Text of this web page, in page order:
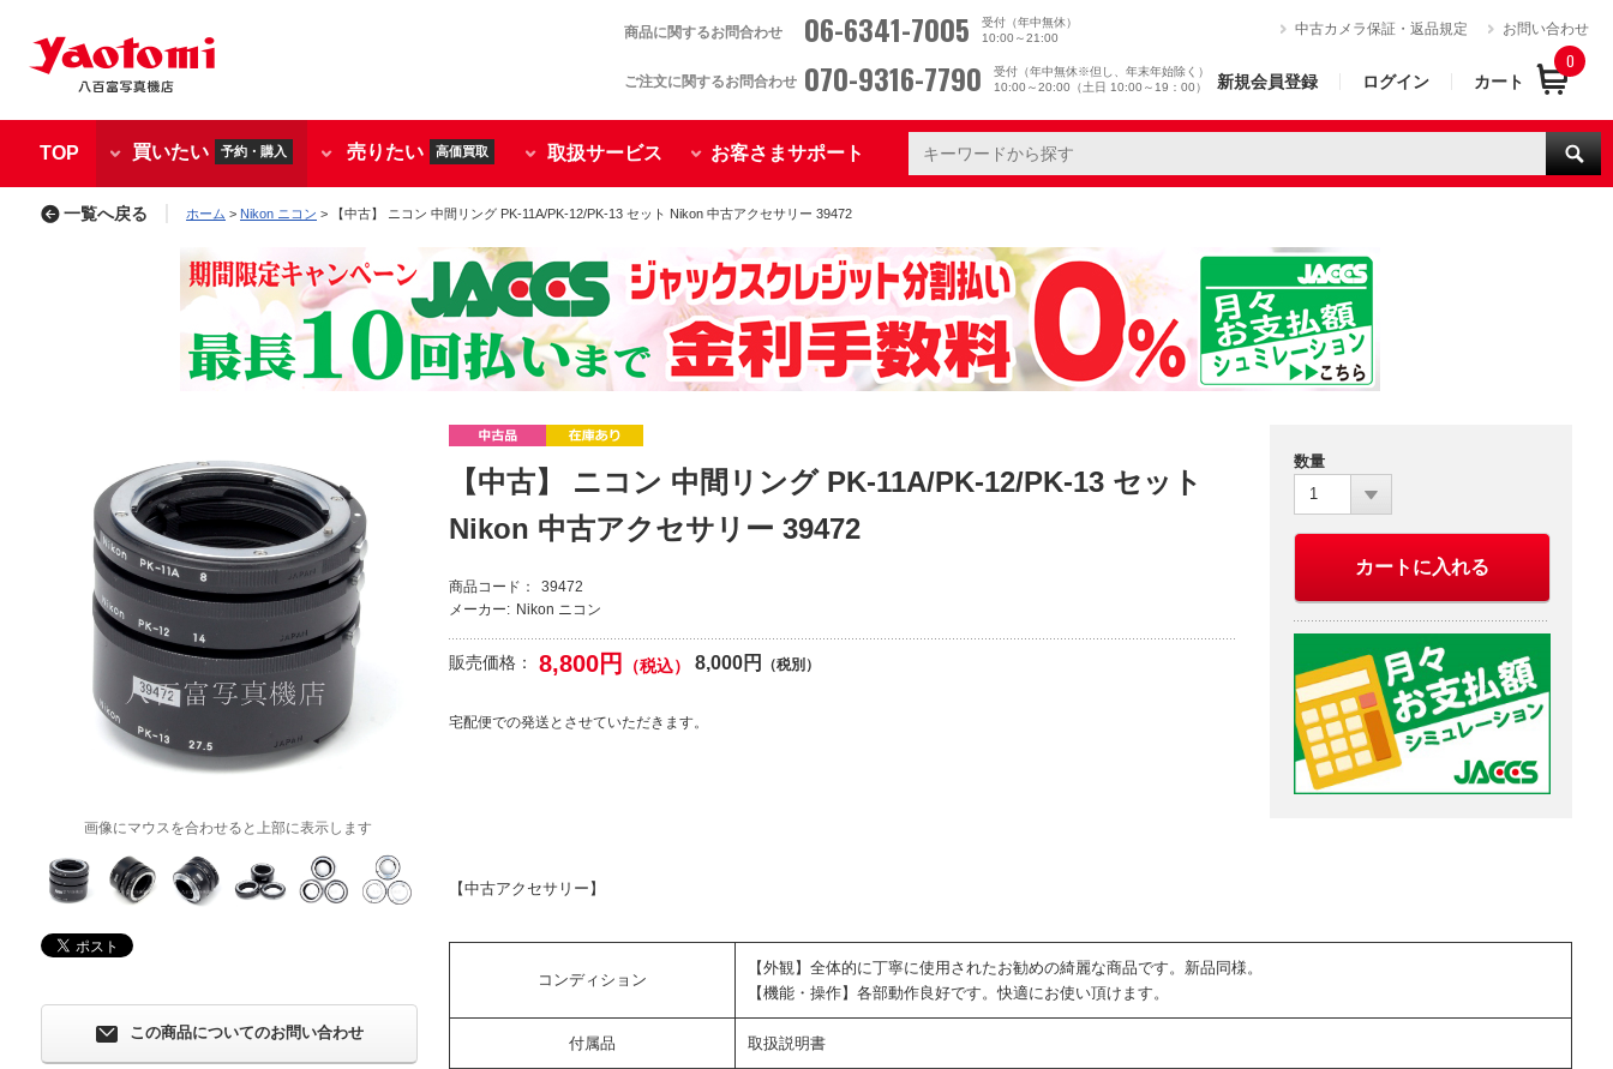
商品に関するお問合わせ 06-6341-7005
受付（年中無休）
10:00～21:00
ご注文に関するお問合わせ 070-9316-7790
受付（年中無休※但し、年末年始除く）
10:00～20:00（土日 10:00～19：00）
中古カメラ保証・返品規定 お問い合わせ
新規会員登録 ログイン カート
0
TOP 買いたい 予約・購入 売りたい 高価買取 取扱サービス お客さまサポート
一覧へ戻る ホーム > Nikon ニコン > 【中古】 ニコン 中間リング PK-11A/PK-12/PK-13 セット Nikon 中古アクセサリー 39472
【中古】 ニコン 中間リング PK-11A/PK-12/PK-13 セット
Nikon 中古アクセサリー 39472
商品コード：
39472
メーカー: Nikon ニコン
販売価格： 8,800円 （税込） 8,000円 （税別）
宅配便での発送とさせていただきます。
数量
1
カートに入れる
【中古アクセサリー】
コンディション
【外観】全体的に丁寧に使用されたお勧めの綺麗な商品です。新品同様。
【機能・操作】各部動作良好です。快適にお使い頂けます。
付属品 取扱説明書
画像にマウスを合わせると上部に表示します
この商品についてのお問い合わせ